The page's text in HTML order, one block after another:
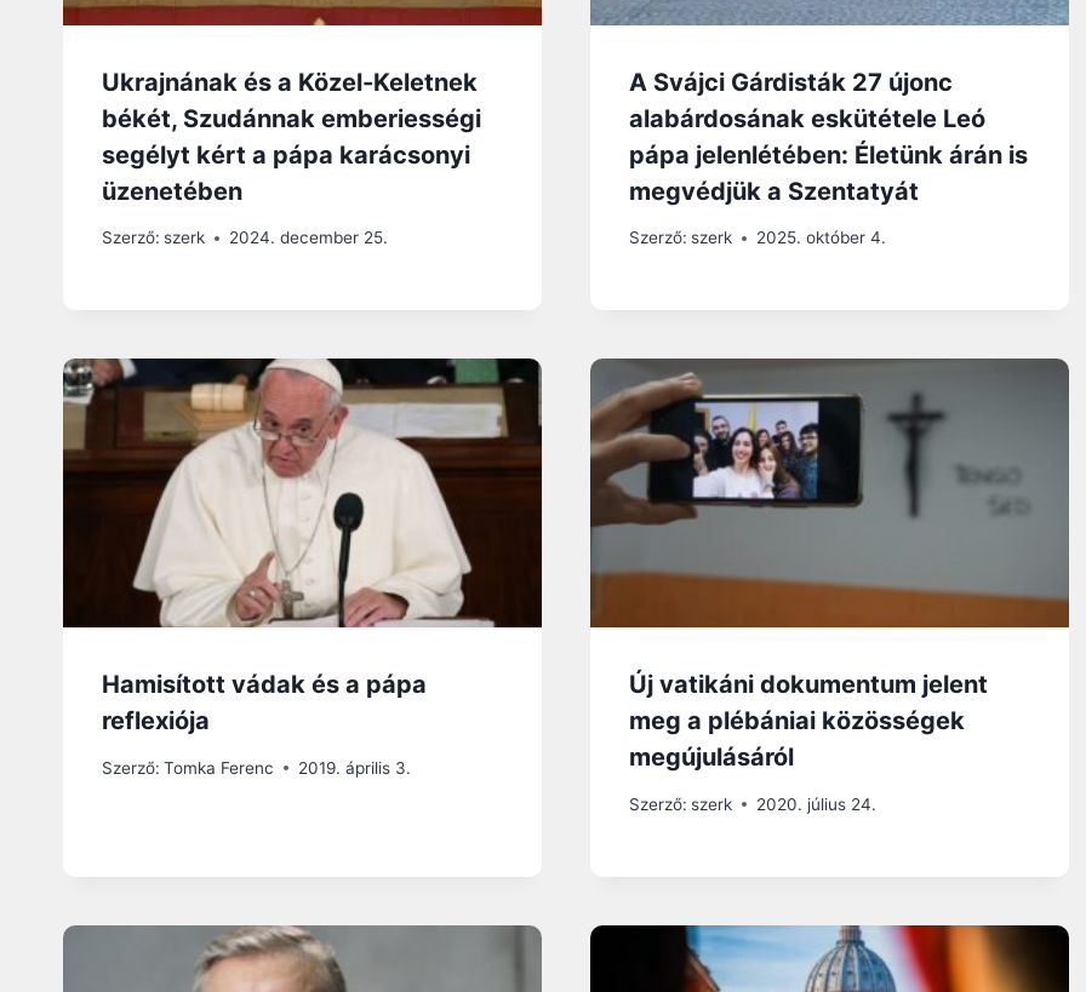
Ukrajnának és a Közel-Keletnek
békét, Szudánnak emberiességi
segélyt kért a pápa karácsonyi
üzenetében
Szerző: szerk 2024. december 25.
A Svájci Gárdisták 27 újonc
alabárdosának eskütétele Leó
pápa jelenlétében: Életünk árán is
megvédjük a Szentatyát
Szerző: szerk 2025. október 4.
Hamisított vádak és a pápa
reflexiója
Szerző: Tomka Ferenc 2019. április 3.
Új vatikáni dokumentum jelent
meg a plébániai közösségek
megújulásáról
Szerző: szerk 2020. július 24.